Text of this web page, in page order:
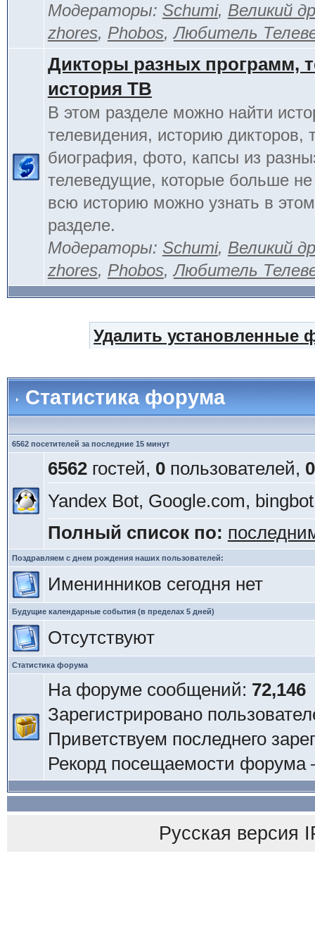
Модераторы: Schumi, Великий
zhores, Phobos,Любитель
Дикторы разных программ,
история ТВ
В этом разделе можно найти
телевидения, историю дикторов,
биография, фото, капсы из
телеведущие, которые больше
всю историю можно узнать в
разделе.
Модераторы: Schumi, Великий
zhores, Phobos,Любитель
Удалить установленные
Статистика форума
6562 посетителей за последние 15 минут
6562гостей, 0пользователей, 0
Yandex Bot, Google.com,
Полный список по:
Поздравляем с днем рождения наших пользователей:
Именинников сегодня нет
Будущие календарные события (в пределах 5 дней)
Отсутствуют
Статистика форума
На форуме сообщений: 72,146
Зарегистрировано
Приветствуем последнего
Рекорд посещаемости
Русская версия